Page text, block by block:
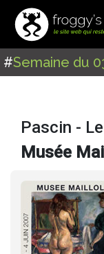
#Semaine du
Pascin -
Musée